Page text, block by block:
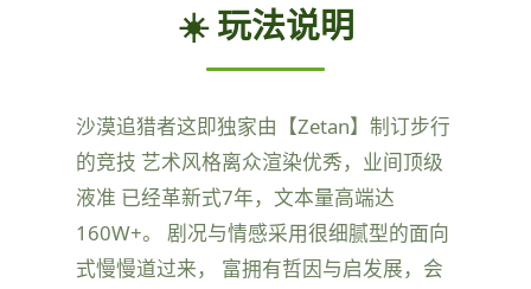
☀️ 玩法说明
沙漠追猎者这即独家由【Zetan】制订步行
的竞技 艺术风格离众渲染优秀，业间顶级
液准 已经革新式7年，文本量高端达
160W+。 剧况与情感采用很细腻型的面向
式慢慢道过来， 富拥有哲因与启发展，会